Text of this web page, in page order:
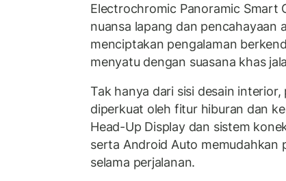
Electrochromic Panoramic Smart
nuansa lapang dan pencahayaan
menciptakan pengalaman
menyatu dengan suasana khas
Tak hanya dari sisi desain
diperkuat oleh fitur hiburan dan
Head-Up Display dan sistem
serta Android Auto memudahkan
selama perjalanan.